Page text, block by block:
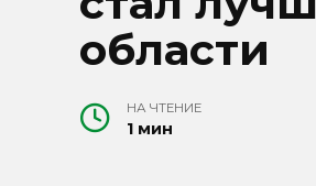
области
НА ЧТЕНИЕ
1 мин